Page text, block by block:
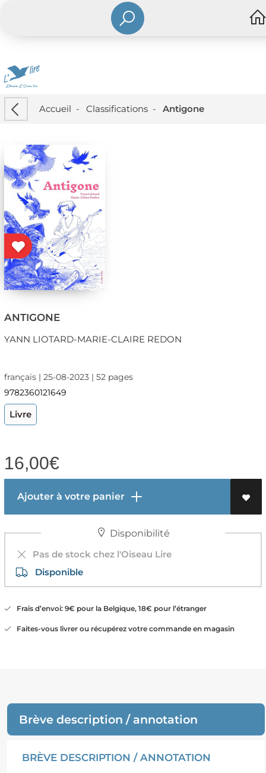
Accueil - Classifications- Antigone
ANTIGONE
YANN LIOTARD-MARIE-CLAIRE REDON
français | 25-08-2023 | 52 pages
9782360121649
Livre
16,00€
Ajouter à votre panier
Disponibilité
Pas de stock chez l'Oiseau Lire
Disponible
Frais d’envoi: 9€ pour la Belgique, 18€ pour l’étranger
Faites-vous livrer ou récupérez votre commande en magasin
Brève description / annotation
BRÈVE DESCRIPTION / ANNOTATION